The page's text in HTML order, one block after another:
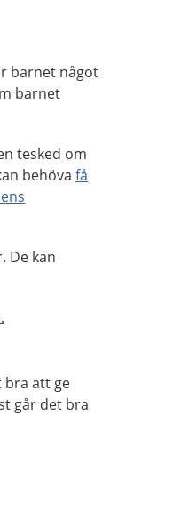
barnet något
barnet
tesked om
behövafå
De kan
.
bra att ge
går det bra